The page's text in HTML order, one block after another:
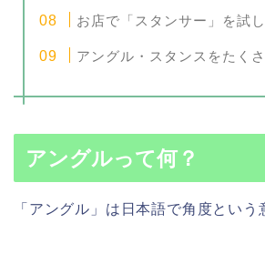
お店で「スタンサー」を試
アングル・スタンスをたく
アングルって何？
「アングル」は日本語で角度という